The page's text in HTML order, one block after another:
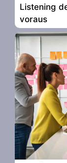
Listening
voraus